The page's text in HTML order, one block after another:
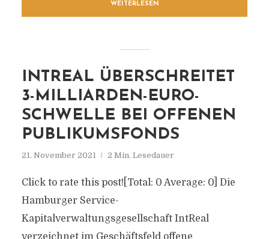
WEITERLESEN
INTREAL ÜBERSCHREITET
3-MILLIARDEN-EURO-
SCHWELLE BEI OFFENEN
PUBLIKUMSFONDS
21. November 2021 2 Min. Lesedauer
Click to rate this post![Total: 0 Average: 0] Die
Hamburger Service-
Kapitalverwaltungsgesellschaft IntReal
verzeichnet im Geschäftsfeld offene